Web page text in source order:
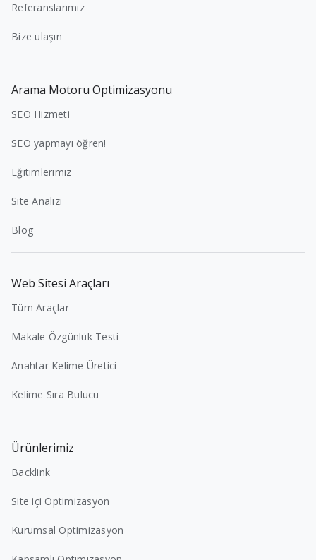
Referanslarımız
Bize ulaşın
Arama Motoru Optimizasyonu
SEO Hizmeti
SEO yapmayı öğren!
Eğitimlerimiz
Site Analizi
Blog
Web Sitesi Araçları
Tüm Araçlar
Makale Özgünlük Testi
Anahtar Kelime Üretici
Kelime Sıra Bulucu
Ürünlerimiz
Backlink
Site içi Optimizasyon
Kurumsal Optimizasyon